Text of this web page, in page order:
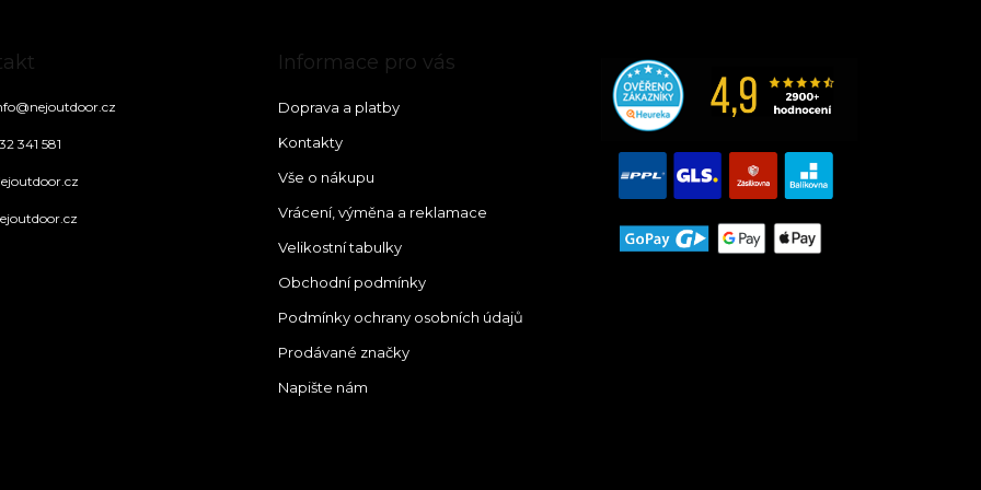
@nejoutdoor.cz
341 581
Informace pro vás
Doprava a platby
Kontakty
Vše o nákupu
Vrácení, výměna a reklamace
Velikostní tabulky
Obchodní podmínky
Podmínky ochrany osobních údajů
Prodávané značky
Napište nám